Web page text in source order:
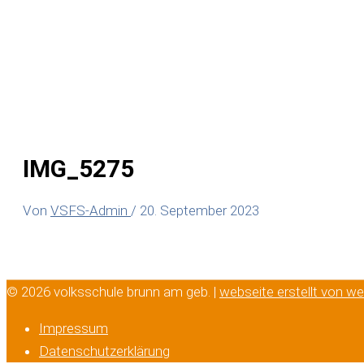
IMG_5275
Von VSFS-Admin / 20. September 2023
© 2026 volksschule brunn am geb. | webseite erstellt von
Impressum
Datenschutzerklärung